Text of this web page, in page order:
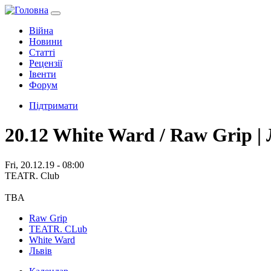
Війна
Новини
Статті
Рецензії
Івенти
Форум
Підтримати
20.12 White Ward / Raw Grip |
Fri, 20.12.19 - 08:00
TEATR. Club
TBA
Raw Grip
TEATR. CLub
White Ward
Львів